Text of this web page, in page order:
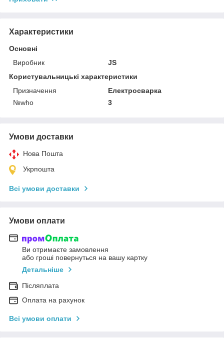
Характеристики
Основні
Виробник
JS
Користувальницькі характеристики
Призначення
Електросварка
№who
3
Умови доставки
Нова Пошта
Укрпошта
Всі умови доставки
Умови оплати
Ви отримаєте замовлення
або гроші повернуться на вашу картку
Детальніше
Післяплата
Оплата на рахунок
Всі умови оплати